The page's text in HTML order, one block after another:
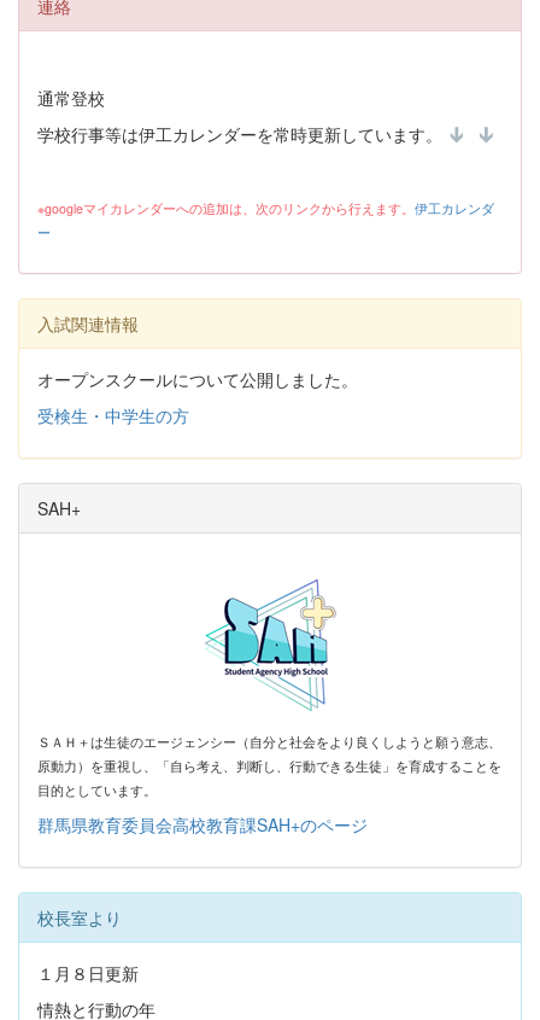
連絡
通常登校
学校行事等は伊工カレンダーを常時更新しています。
※googleマイカレンダーへの追加は、次のリンクから行えます。 伊工カレンダ
ー
入試関連情報
オープンスクールについて公開しました。
受検生・中学生の方
SAH+
ＳＡＨ＋は生徒のエージェンシー（自分と社会をより良くしようと願う意志、
原動力）を重視し、「自ら考え、判断し、行動できる生徒」を育成することを
目的としています。
群馬県教育委員会高校教育課SAH+のページ
校長室より
１月８日更新
情熱と行動の年